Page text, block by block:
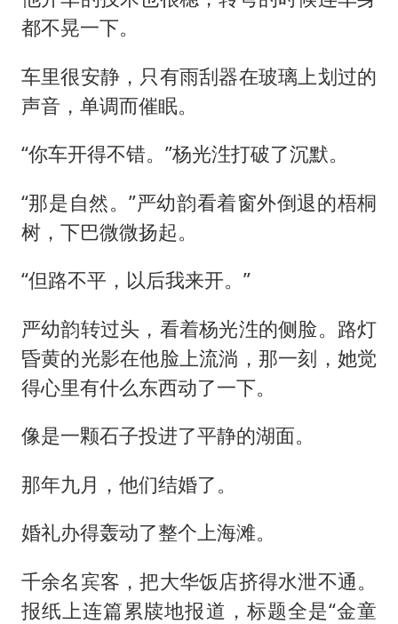
都不晃一下。
车里很安静，只有雨刮器在玻璃上划过的
声音，单调而催眠。
“你车开得不错。”杨光泩打破了沉默。
“那是自然。”严幼韵看着窗外倒退的梧桐
树，下巴微微扬起。
“但路不平，以后我来开。”
严幼韵转过头，看着杨光泩的侧脸。路灯
昏黄的光影在他脸上流淌，那一刻，她觉
得心里有什么东西动了一下。
像是一颗石子投进了平静的湖面。
那年九月，他们结婚了。
婚礼办得轰动了整个上海滩。
千余名宾客，把大华饭店挤得水泄不通。
报纸上连篇累牍地报道，标题全是“金童